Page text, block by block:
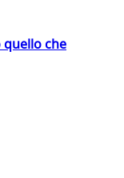
quello che